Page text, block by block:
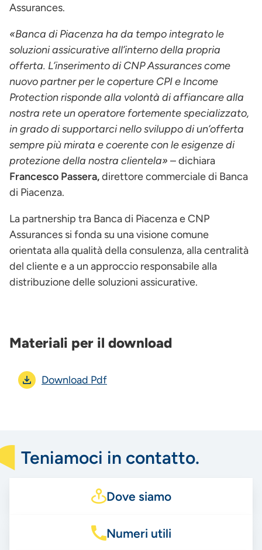
Assurances.
«Banca di Piacenza ha da tempo integrato le
soluzioni assicurative all’interno della propria
offerta. L’inserimento di CNP Assurances come
nuovo partner per le coperture CPI e Income
Protection risponde alla volontà di affiancare alla
nostra rete un operatore fortemente specializzato,
in grado di supportarci nello sviluppo di un’offerta
sempre più mirata e coerente con le esigenze di
protezione della nostra clientela» – dichiara
Francesco Passera,direttore commerciale di Banca
di Piacenza.
La partnership tra Banca di Piacenza e CNP
Assurances si fonda su una visione comune
orientata alla qualità della consulenza, alla centralità
del cliente e a un approccio responsabile alla
distribuzione delle soluzioni assicurative.
Materiali per il download
Download Pdf
Teniamoci in contatto.
Dove siamo
Numeri utili